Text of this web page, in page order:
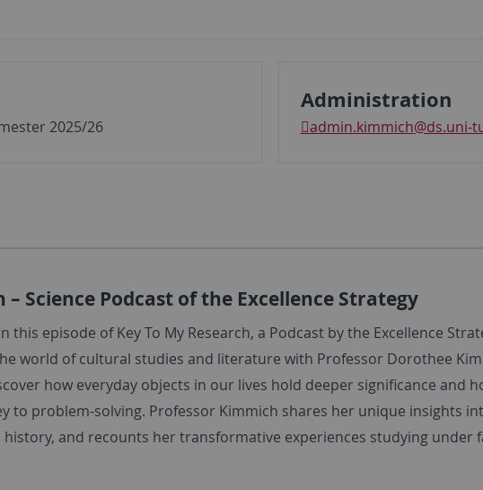
2025/26
Administration
admin.kimmich@ds.uni-
– Science Podcast of the Excellence Strategy
this episode of Key To My Research, a Podcast by the Excellence
world of cultural studies and literature with Professor Dorothee
how everyday objects in our lives hold deeper significance and
to problem-solving. Professor Kimmich shares her unique insights
and recounts her transformative experiences studying under